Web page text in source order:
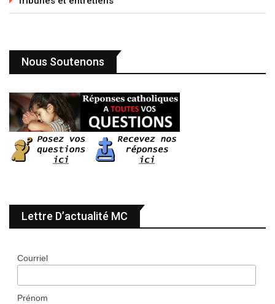
Nous Soutenons
Lettre D’actualité MC
Courriel
Prénom